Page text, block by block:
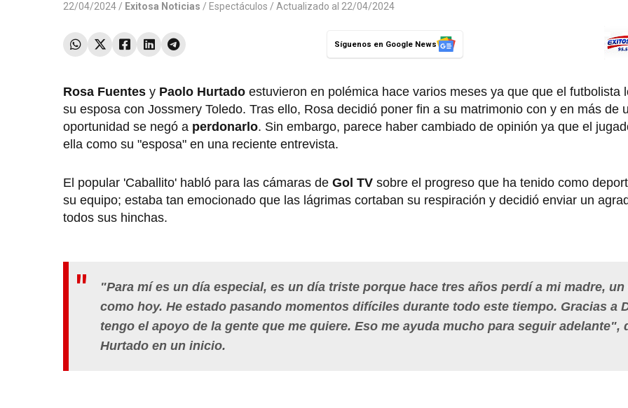
22/04/2024 / Exitosa Noticias / Espectáculos / Actualizado al 22/04/2024
Síguenos en Google News
Rosa Fuentes y Paolo Hurtado estuvieron en polémica hace varios meses ya que que el futbolista
su esposa con Jossmery Toledo. Tras ello, Rosa decidió poner fin a su matrimonio con y en más de
oportunidad se negó a perdonarlo. Sin embargo, parece haber cambiado de opinión ya que el
ella como su "esposa" en una reciente entrevista.
El popular 'Caballito' habló para las cámaras de Gol TV sobre el progreso que ha tenido como
su equipo; estaba tan emocionado que las lágrimas cortaban su respiración y decidió enviar un
todos sus hinchas.
"Para mí es un día especial, es un día triste porque hace tres años perdí a mi madre, un
como hoy. He estado pasando momentos difíciles durante todo este tiempo. Gracias a
tengo el apoyo de la gente que me quiere. Eso me ayuda mucho para seguir adelante",
Hurtado en un inicio.